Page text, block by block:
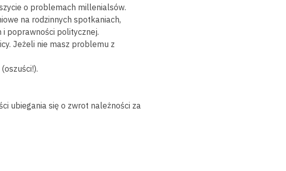
o problemach millenialsów.
na rodzinnych spotkaniach,
i poprawności politycznej.
Jeżeli nie masz problemu z
ubiegania się o zwrot należności za